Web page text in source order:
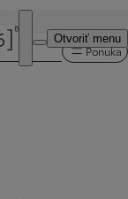
Otvoriť menu
Ponuka